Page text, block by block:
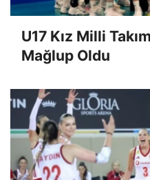
U17 Kız Milli
Mağlup Oldu